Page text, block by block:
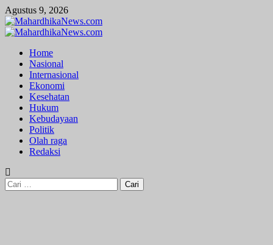
Skip
to
content
Agustus 9, 2026
Primary
Home
Nasional
Internasional
Ekonomi
Kesehatan
Hukum
Kebudayaan
Politik
Olah raga
Redaksi
Cari
untuk: